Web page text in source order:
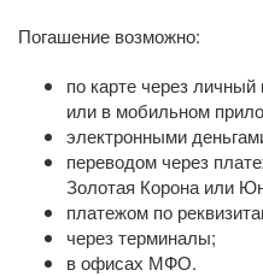
Погашение возможно:
по карте через
или в мобильном
электронными
переводом через
Золотая Корона или
платежом по
через терминалы;
в офисах МФО.